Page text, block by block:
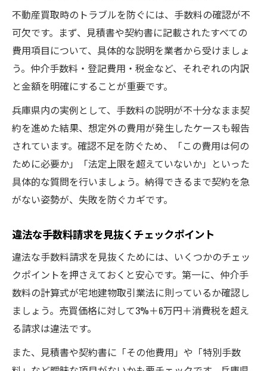
不動産買取時のトラブルを防ぐには、手数料の確認が不
可欠です。まず、見積書や契約書に記載されたすべての
費用項目について、具体的な説明を業者から受けましょ
う。仲介手数料・登記費用・税金など、それぞれの内訳
と金額を明確にすることが重要です。
兵庫県内の実例として、手数料の説明が不十分なまま契
約を進めた結果、想定外の費用が発生したケースも報告
されています。確認不足を防ぐため、「この費用は何の
ために必要か」「法定上限を超えていないか」といった
具体的な質問を行いましょう。納得できるまで契約を急
がない姿勢が、失敗を防ぐカギです。
違法な手数料請求を見抜くチェックポイント
違法な手数料請求を見抜くためには、いくつかのチェッ
クポイントを押さえておくと安心です。第一に、仲介手
数料の計算式が宅地建物取引業法に則っているか確認し
ましょう。売買価格に対して3%＋6万円＋消費税を超え
る請求は違法です。
また、見積書や契約書に「その他費用」や「特別手数